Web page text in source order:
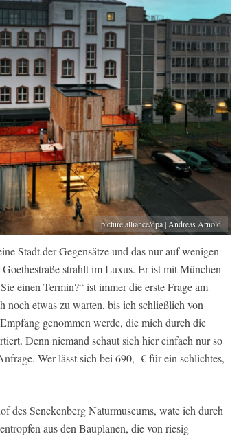
picture alliance/dpa | Andreas Arnold
Stadt der Gegensätze und das nur auf wenigen
strahlt im Luxus. Er ist mit München
einen Termin?“ ist immer die erste Frage am
noch etwas zu warten, bis ich schließlich von
genommen werde, die mich durch die
Denn niemand schaut sich hier einfach nur so
Wer lässt sich bei 690,- € für ein schlichtes,
des Senckenberg Naturmuseums, wate ich durch
aus den Bauplanen, die von riesig